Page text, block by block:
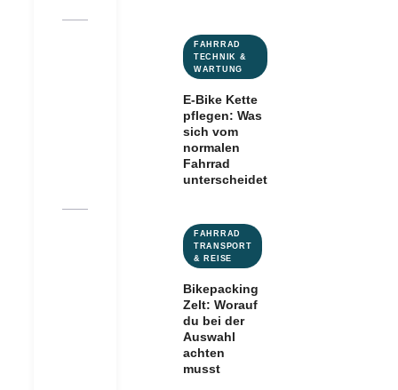
FAHRRAD
TECHNIK &
WARTUNG
E-Bike Kette
pflegen: Was
sich vom
normalen
Fahrrad
unterscheidet
FAHRRAD
TRANSPORT
& REISE
Bikepacking
Zelt: Worauf
du bei der
Auswahl
achten
musst